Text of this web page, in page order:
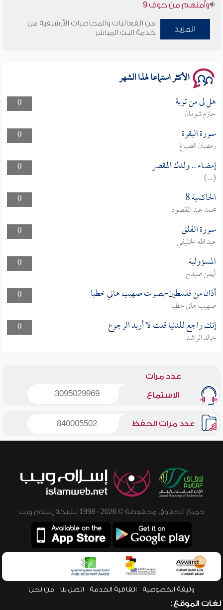
المزيد
من الفعاليات والمحاضرات الأرشيفية من
خدمة البث المباشر
الأكثر استماعا لهذا الشهر
0 هل لى من توبة
حازم شومان
0
سورة البقرة
رمضان الصباغ
0
إمضاء .. ولدك المقصر
(...)
0
الحاكمية 8
محمد عبد المقصود
0
سورة الفلق
عبد الله الخليفي
0
المسؤولية
أيمن صيدح
0
أذان من فلسطين-بصوت صهيب هاني خطبا
صهيب هاني خطبا
0
إنك راجع للدنيا قلت لا أريد الرجوع
خالد الراشد
عدد مرات
الاستماع 3095029969
عدد مرات الحفظ 840005502
جميع الحقوق محفوظة © 2026 - 1998 لشبكة إسلام ويب
وثيقة الخصوصية اتفاقية الخدمة اتصل بنا من نحن
لغات الموقع: